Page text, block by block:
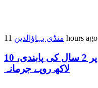
منڈی بہاؤالدین 11 hours ago
پی سی بی کرکٹر حمزہ نذر پر 2 سال کی پابندی، 10
لاکھ روپے جرمانہ